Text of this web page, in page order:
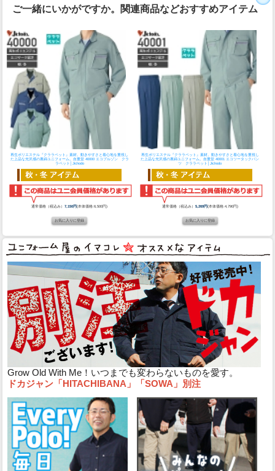
ご一緒にいかがですか。関連商品などおすすめアイテム
再生ポリエステル『クララペット』素材。動きやすさと着心地を重視し
た上品な光沢感の裏綿ユニフォーム。 自重堂 40000 エコブルゾン クラ
ラペット│Jichodo
通常価格（税込み）7,150円(本体価格:6,500円)
再生ポリエステル『クララペット』素材。動きやすさと着心地を重視し
た上品な光沢感の裏綿ユニフォーム。自重堂 40001 エコツータックパン
ツ クララペット│Jichodo
通常価格（税込み） 5,269円(本体価格:4,790円)
Grow Old With Me！いつまでも変わらないものを愛す。
ドカジャン「HITACHIBANA」「SOWA」別注